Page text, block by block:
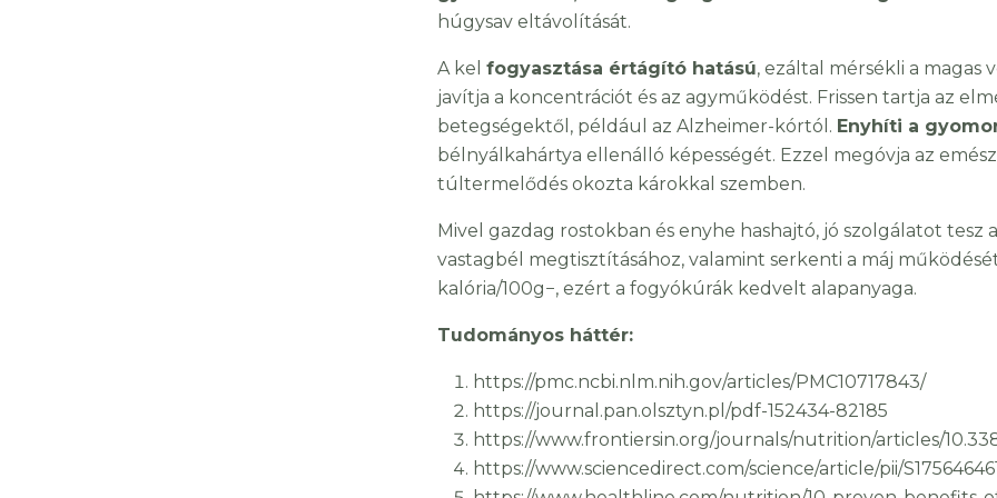
húgysav eltávolítását.
A kel fogyasztása értágító hatású, ezáltal mérsékli a magas
javítja a koncentrációt és az agyműködést. Frissen tartja az
betegségektől, például az Alzheimer-kórtól. Enyhíti a
bélnyálkahártya ellenálló képességét. Ezzel megóvja az
túltermelődés okozta károkkal szemben.
Mivel gazdag rostokban és enyhe hashajtó, jó szolgálatot tesz
vastagbél megtisztításához, valamint serkenti a máj
kalória/100g−, ezért a fogyókúrák kedvelt alapanyaga.
Tudományos háttér:
https://pmc.ncbi.nlm.nih.gov/articles/PMC10717843/
https://journal.pan.olsztyn.pl/pdf-152434-82185
https://www.frontiersin.org/journals/nutrition/articles/
https://www.sciencedirect.com/science/article/pii/